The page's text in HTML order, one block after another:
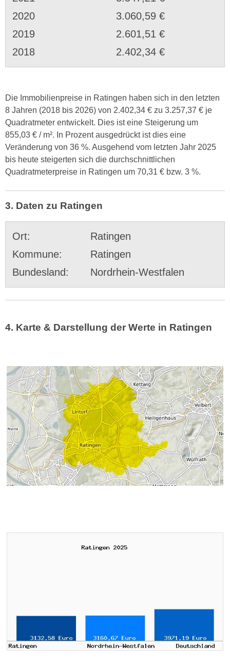
2020
3.060,59 €
2019
2.601,51 €
2018
2.402,34 €
Die Immobilienpreise in Ratingen haben sich in den letzten
8 Jahren (2018 bis 2026) von 2.402,34 € zu 3.257,37 € je
Quadratmeter entwickelt. Dies ist eine Steigerung um
855,03 € / m². In Prozent ausgedrückt ist dies eine
Veränderung von 36 %. Ausgehend vom letzten Jahr 2025
bis heute steigerten sich die durchschnittlichen
Quadratmeterpreise in Ratingen um 70,31 € bzw. 3 %.
3. Daten zu Ratingen
Ort:
Ratingen
Kommune:
Ratingen
Bundesland:
Nordrhein-Westfalen
4. Karte & Darstellung der Werte in Ratingen